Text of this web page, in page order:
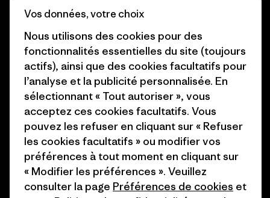
Objectifs climatiques
1% For The Planet
Comment nous
finançons
Nos magasins
Carrières
Presse et media
Industry program
Programme d’affiliation
Patagonia Belgique Plan du
site
Vos données, votre choix
Nous utilisons des cookies pour des
fonctionnalités essentielles du site (toujours
actifs), ainsi que des cookies facultatifs pour
l’analyse et la publicité personnalisée. En
sélectionnant « Tout autoriser », vous
acceptez ces cookies facultatifs. Vous
pouvez les refuser en cliquant sur « Refuser
les cookies facultatifs » ou modifier vos
préférences à tout moment en cliquant sur
« Modifier les préférences ». Veuillez
consulter la page Préférences de cookies et